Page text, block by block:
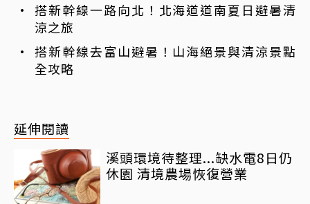
搭新幹線一路向北！北海道道南夏日避暑清
涼之旅
搭新幹線去富山避暑！山海絕景與清涼景點
全攻略
延伸閱讀
溪頭環境待整理...缺水電8日仍
休園 清境農場恢復營業